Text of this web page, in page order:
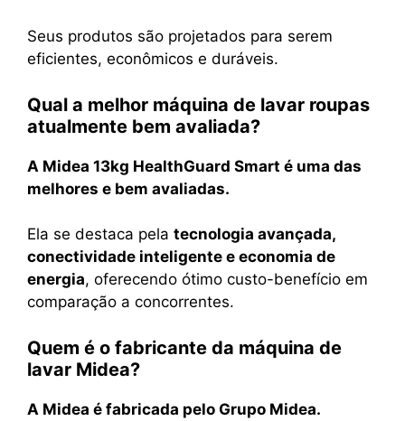
Seus produtos são projetados para serem
eficientes, econômicos e duráveis.
Qual a melhor máquina de lavar roupas
atualmente bem avaliada?
A Midea 13kg HealthGuard Smart é uma das
melhores e bem avaliadas.
Ela se destaca pela tecnologia avançada,
conectividade inteligente e economia de
energia, oferecendo ótimo custo-benefício em
comparação a concorrentes.
Quem é o fabricante da máquina de
lavar Midea?
A Midea é fabricada pelo Grupo Midea.